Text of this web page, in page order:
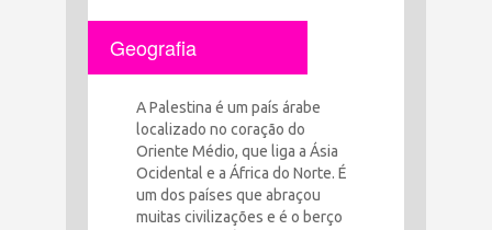
Geografia
A Palestina é um país árabe
localizado no coração do
Oriente Médio, que liga a Ásia
Ocidental e a África do Norte. É
um dos países que abraçou
muitas civilizações e é o berço